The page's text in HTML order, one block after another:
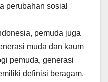
perubahan sosial
pemuda juga
muda dan kaum
pemuda, generasi
definisi beragam.